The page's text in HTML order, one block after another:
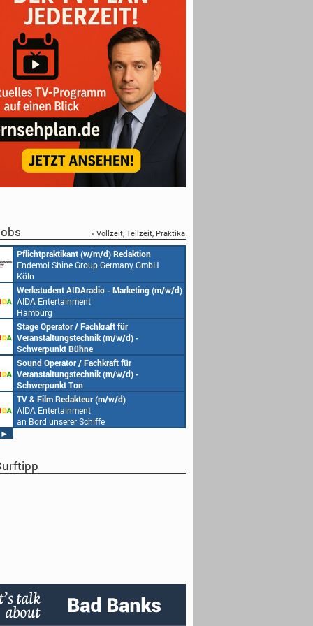
» Vollzeit, Teilzeit, Praktika
Pflichtpraktikant (w/m/d) Redaktion
Endemol Shine Group Germany GmbH
Köln
Werkstudent AIDAradio - Marketing (m/w/d)
AIDA Entertainment
Hamburg
Stage Operator / Fachkraft für
Veranstaltungstechnik (m/w/d) -
Schwerpunkt Bühne
AIDA Entertainment
an Bord unserer Schiffe
Sound Operator / Fachkraft für
Veranstaltungstechnik (m/w/d) -
Schwerpunkt Ton
AIDA Entertainment
an Bord unserer Schiffe
TV & Film Redakteur (m/w/d)
AIDA Entertainment
an Bord unserer Schiffe
►